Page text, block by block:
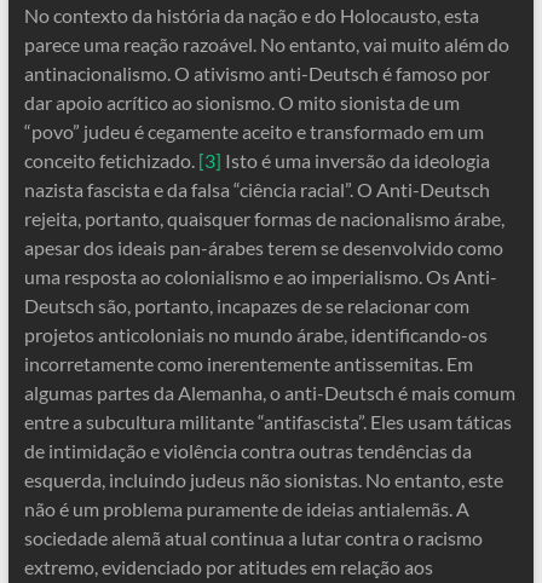
No contexto da história da nação e do Holocausto, esta
parece uma reação razoável. No entanto, vai muito além do
antinacionalismo. O ativismo anti-Deutsch é famoso por
dar apoio acrítico ao sionismo. O mito sionista de um
“povo” judeu é cegamente aceito e transformado em um
conceito fetichizado. [3] Isto é uma inversão da ideologia
nazista fascista e da falsa “ciência racial”. O Anti-Deutsch
rejeita, portanto, quaisquer formas de nacionalismo árabe,
apesar dos ideais pan-árabes terem se desenvolvido como
uma resposta ao colonialismo e ao imperialismo. Os Anti-
Deutsch são, portanto, incapazes de se relacionar com
projetos anticoloniais no mundo árabe, identificando-os
incorretamente como inerentemente antissemitas. Em
algumas partes da Alemanha, o anti-Deutsch é mais comum
entre a subcultura militante “antifascista”. Eles usam táticas
de intimidação e violência contra outras tendências da
esquerda, incluindo judeus não sionistas. No entanto, este
não é um problema puramente de ideias antialemãs. A
sociedade alemã atual continua a lutar contra o racismo
extremo, evidenciado por atitudes em relação aos